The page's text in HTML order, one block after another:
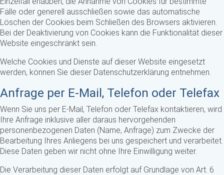
Fälle oder generell ausschließen sowie das automatische
Löschen der Cookies beim Schließen des Browsers aktivieren.
Bei der Deaktivierung von Cookies kann die Funktionalität dieser
Website eingeschränkt sein.
Welche Cookies und Dienste auf dieser Website eingesetzt
werden, können Sie dieser Datenschutzerklärung entnehmen.
Anfrage per E-Mail, Telefon oder Telefax
Wenn Sie uns per E-Mail, Telefon oder Telefax kontaktieren, wird
Ihre Anfrage inklusive aller daraus hervorgehenden
personenbezogenen Daten (Name, Anfrage) zum Zwecke der
Bearbeitung Ihres Anliegens bei uns gespeichert und verarbeitet.
Diese Daten geben wir nicht ohne Ihre Einwilligung weiter.
Die Verarbeitung dieser Daten erfolgt auf Grundlage von Art. 6